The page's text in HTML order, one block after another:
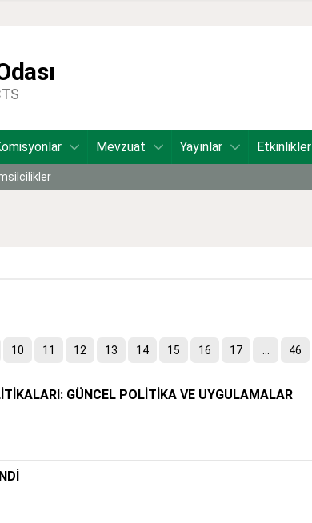
Mevzuat Yayınlar Etkinlikler
10 11 12 13 14 15 16 17 46
GÜNCEL POLİTİKA VE UYGULAMALAR